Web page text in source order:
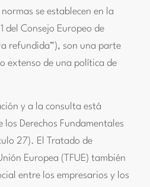
se establecen en la
Consejo Europeo de
refundida”), son una parte
extenso de una política de
y a la consulta está
Derechos Fundamentales
27). El Tratado de
Europea (TFUE) también
entre los empresarios y los